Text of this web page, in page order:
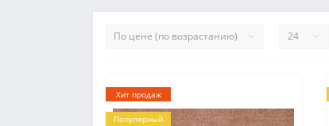
Хит продаж
Популярный